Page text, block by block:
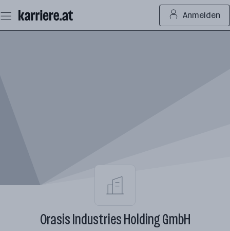
Seiteninhalt
springen
Anmelden
Orasis Industries Holding GmbH